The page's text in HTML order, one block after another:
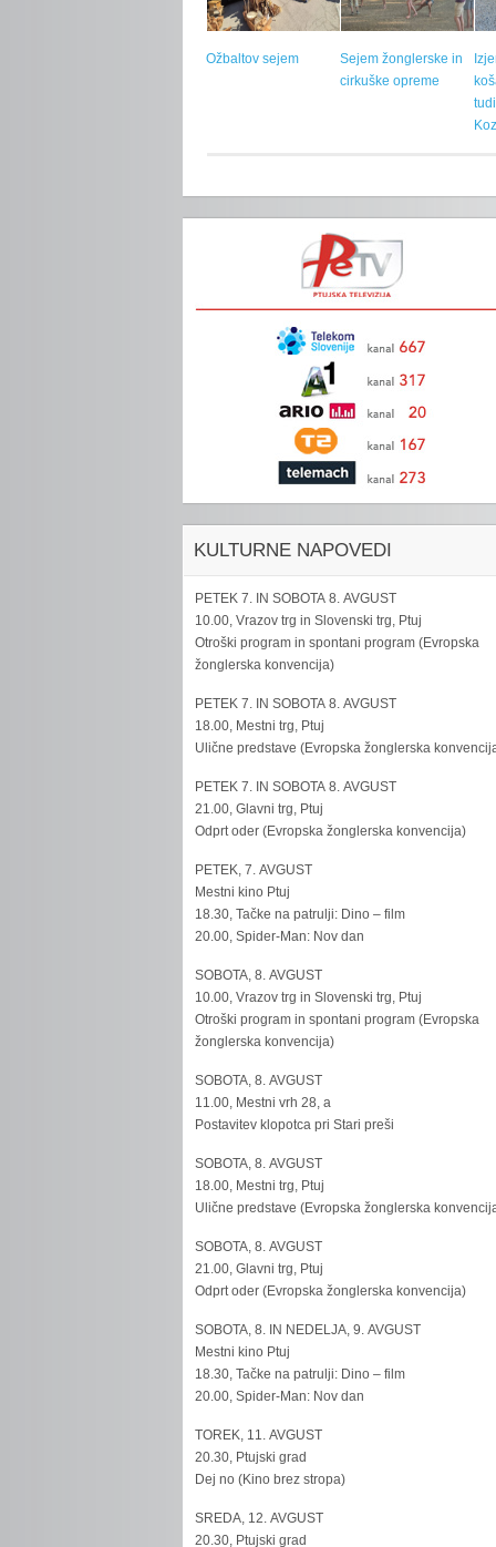
Ožbaltov sejem
Sejem žonglerske in
cirkuške opreme
KULTURNE NAPOVEDI
PETEK 7. IN SOBOTA 8. AVGUST
10.00, Vrazov trg in Slovenski trg, Ptuj
Otroški program in spontani program (Evropska
žonglerska konvencija)
PETEK 7. IN SOBOTA 8. AVGUST
18.00, Mestni trg, Ptuj
Ulične predstave (Evropska žonglerska
PETEK 7. IN SOBOTA 8. AVGUST
21.00, Glavni trg, Ptuj
Odprt oder (Evropska žonglerska konvencija)
PETEK, 7. AVGUST
Mestni kino Ptuj
18.30, Tačke na patrulji: Dino – film
20.00, Spider-Man: Nov dan
SOBOTA, 8. AVGUST
10.00, Vrazov trg in Slovenski trg, Ptuj
Otroški program in spontani program (Evropska
žonglerska konvencija)
SOBOTA, 8. AVGUST
11.00, Mestni vrh 28, a
Postavitev klopotca pri Stari preši
SOBOTA, 8. AVGUST
18.00, Mestni trg, Ptuj
Ulične predstave (Evropska žonglerska
SOBOTA, 8. AVGUST
21.00, Glavni trg, Ptuj
Odprt oder (Evropska žonglerska konvencija)
SOBOTA, 8. IN NEDELJA, 9. AVGUST
Mestni kino Ptuj
18.30, Tačke na patrulji: Dino – film
20.00, Spider-Man: Nov dan
TOREK, 11. AVGUST
20.30, Ptujski grad
Dej no (Kino brez stropa)
SREDA, 12. AVGUST
20.30, Ptujski grad